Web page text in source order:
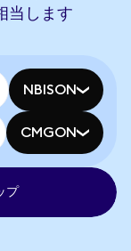
当します
NBISON
CMGON
プ